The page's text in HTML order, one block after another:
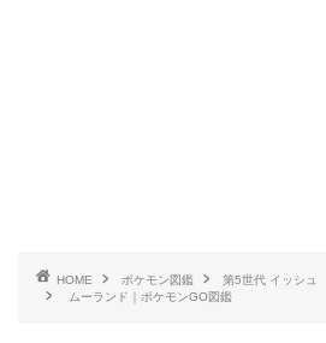
HOME ポケモン図鑑
第5世代 イッシュ
ムーランド｜ポケモンGO図鑑